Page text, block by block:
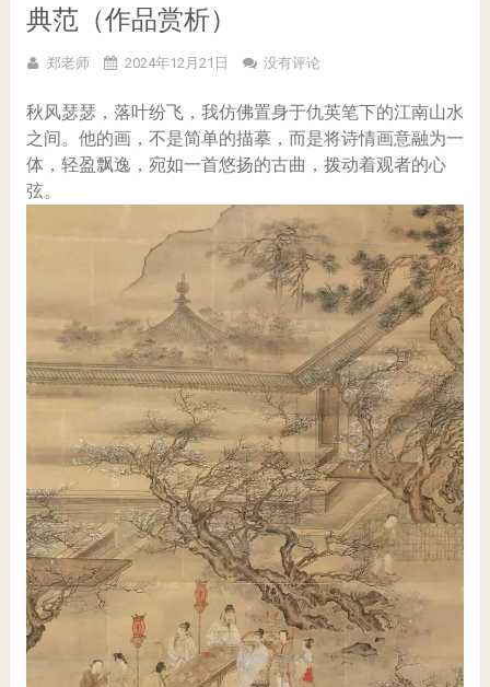
典范（作品赏析）
郑老师 2024年12月21日 没有评论
秋风瑟瑟，落叶纷飞，我仿佛置身于仇英笔下的江南山水
之间。他的画，不是简单的描摹，而是将诗情画意融为一
体，轻盈飘逸，宛如一首悠扬的古曲，拨动着观者的心
弦。